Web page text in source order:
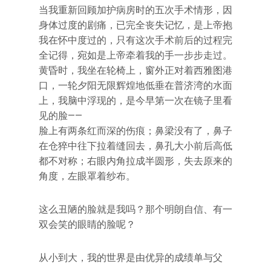
当我重新回顾加护病房时的五次手术情形，因
身体过度的剧痛，已完全丧失记忆，是上帝抱
我在怀中度过的，只有这次手术前后的过程完
全记得，宛如是上帝牵着我的手一步步走过。
黄昏时，我坐在轮椅上，窗外正对着西雅图港
口，一轮夕阳无限辉煌地低垂在普济湾的水面
上，我脑中浮现的，是今早第一次在镜子里看
见的脸——
脸上有两条红而深的伤痕；鼻梁没有了，鼻子
在仓猝中往下拉着缝回去，鼻孔大小前后高低
都不对称；右眼内角拉成半圆形，失去原来的
角度，左眼罩着纱布。
这么丑陋的脸就是我吗？那个明朗自信、有一
双会笑的眼睛的脸呢？
从小到大，我的世界是由优异的成绩单与父